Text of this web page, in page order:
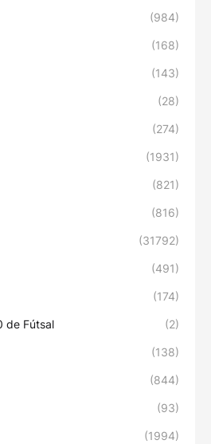
(984)
(168)
(143)
(28)
(274)
(1931)
(821)
(816)
(31792)
(491)
(174)
de Fútsal (2)
(138)
(844)
(93)
(1994)